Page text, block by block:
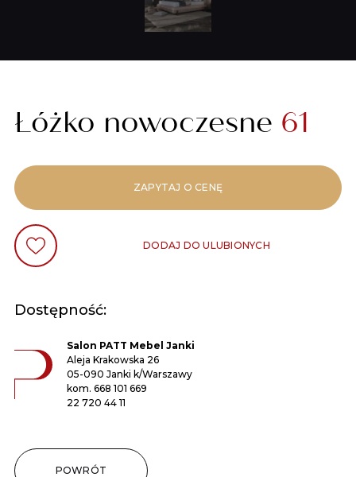
Łóżko nowoczesne 61
ZAPYTAJ O CENĘ
DODAJ DO ULUBIONYCH
Dostępność:
Salon PATT Mebel Janki
Aleja Krakowska 26
05-090 Janki k/Warszawy
kom. 668 101 669
22 720 44 11
POWRÓT